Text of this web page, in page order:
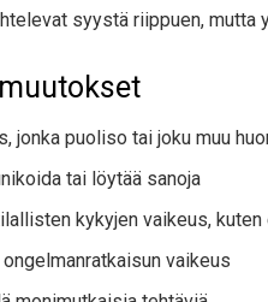
syystä riippuen, mutta
jonka puoliso tai joku muu
tai löytää sanoja
kykyjen vaikeus, kuten
vaikeus